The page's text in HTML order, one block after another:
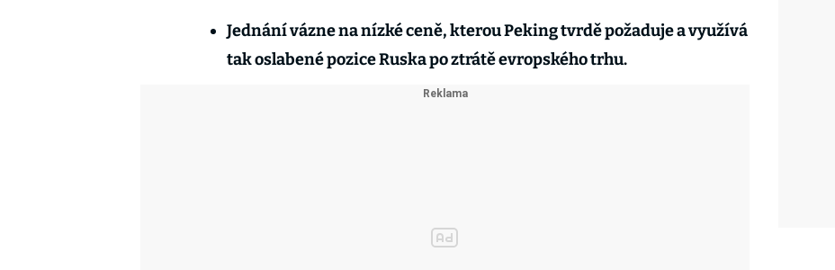
Jednání vázne na nízké ceně, kterou Peking tvrdě požaduje a využívá
tak oslabené pozice Ruska po ztrátě evropského trhu.